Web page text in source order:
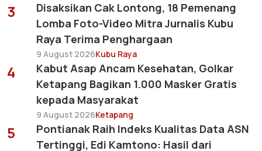
3
Disaksikan Cak Lontong, 18 Pemenang
Lomba Foto-Video Mitra Jurnalis Kubu
Raya Terima Penghargaan
9 August 2026Kubu Raya
4
Kabut Asap Ancam Kesehatan, Golkar
Ketapang Bagikan 1.000 Masker Gratis
kepada Masyarakat
9 August 2026Ketapang
5
Pontianak Raih Indeks Kualitas Data ASN
Tertinggi, Edi Kamtono: Hasil dari